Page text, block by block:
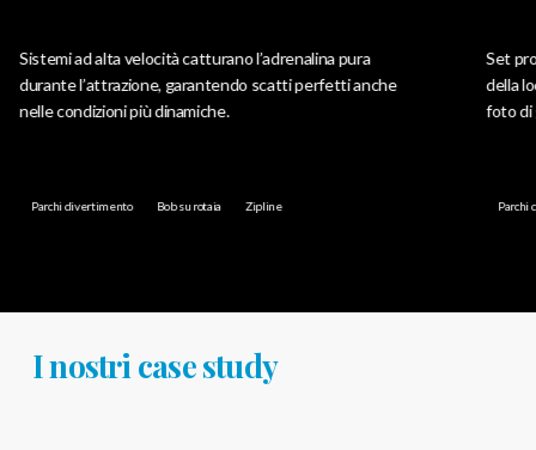
ad alta velocità catturano l’adrenalina pura
l’attrazione, garantendo scatti perfetti anche
condizioni più dinamiche.
divertimento Bob su rotaia Zipline
Set
della
foto di
Parchi
I nostri case study